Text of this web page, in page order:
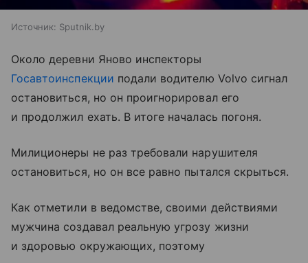
Источник: Sputnik.by
Около деревни Яново инспекторы
Госавтоинспекции подали водителю Volvo сигнал
остановиться, но он проигнорировал его
и продолжил ехать. В итоге началась погоня.
Милиционеры не раз требовали нарушителя
остановиться, но он все равно пытался скрыться.
Как отметили в ведомстве, своими действиями
мужчина создавал реальную угрозу жизни
и здоровью окружающих, поэтому